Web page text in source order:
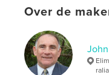
Power
Over de
ralia